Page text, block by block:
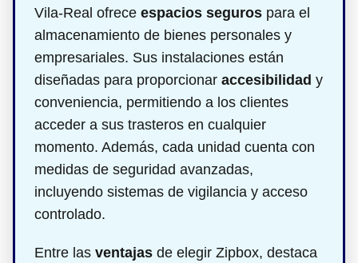
Vila-Real ofrece espacios seguros para el
almacenamiento de bienes personales y
empresariales. Sus instalaciones están
diseñadas para proporcionar accesibilidad y
conveniencia, permitiendo a los clientes
acceder a sus trasteros en cualquier
momento. Además, cada unidad cuenta con
medidas de seguridad avanzadas,
incluyendo sistemas de vigilancia y acceso
controlado.
Entre las ventajas de elegir Zipbox, destaca